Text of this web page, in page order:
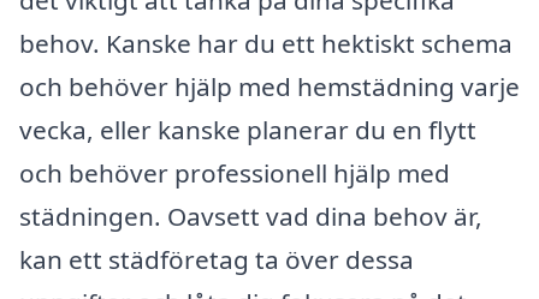
behov. Kanske har du ett hektiskt schema
och behöver hjälp med hemstädning varje
vecka, eller kanske planerar du en flytt
och behöver professionell hjälp med
städningen. Oavsett vad dina behov är,
kan ett städföretag ta över dessa